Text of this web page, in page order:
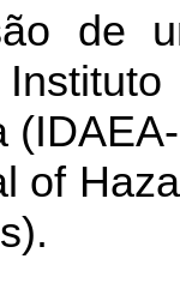
de
of